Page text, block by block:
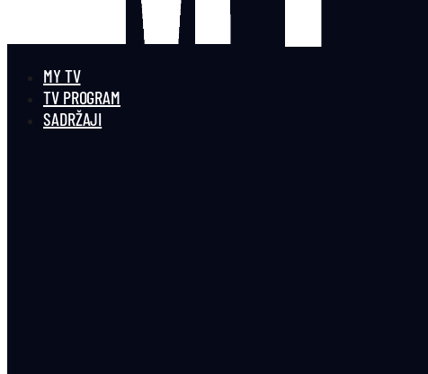
MY TV
TV PROGRAM
SADRŽAJI